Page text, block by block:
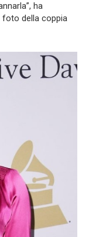
ha
foto della coppia